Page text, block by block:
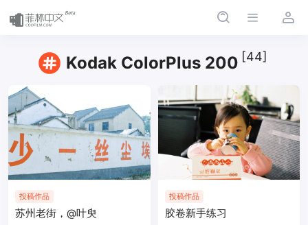
Kodak ColorPlus 200 [44]
投稿作品
苏州老街，@叶臾
投稿作品
胶卷新手练习